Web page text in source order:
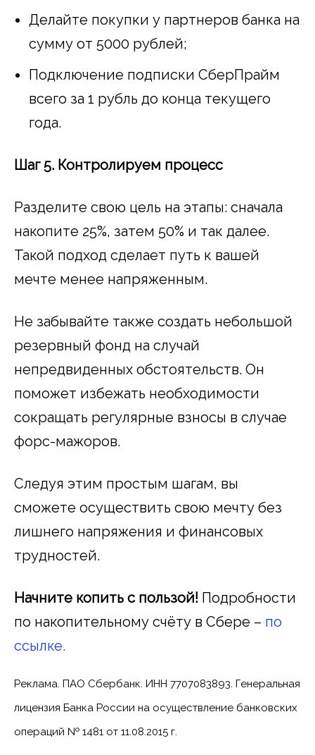
Делайте покупки у партнеров банка на
сумму от 5000 рублей;
Подключение подписки СберПрайм
всего за 1 рубль до конца текущего
года.
Шаг 5. Контролируем процесс
Разделите свою цель на этапы: сначала
накопите 25%, затем 50% и так далее.
Такой подход сделает путь к вашей
мечте менее напряженным.
Не забывайте также создать небольшой
резервный фонд на случай
непредвиденных обстоятельств. Он
поможет избежать необходимости
сокращать регулярные взносы в случае
форс-мажоров.
Следуя этим простым шагам, вы
сможете осуществить свою мечту без
лишнего напряжения и финансовых
трудностей.
Начните копить с пользой! Подробности
по накопительному счёту в Сбере – по
ссылке.
Реклама. ПАО Сбербанк. ИНН 7707083893. Генеральная
лицензия Банка России на осуществление банковских
операций № 1481 от 11.08.2015 г.